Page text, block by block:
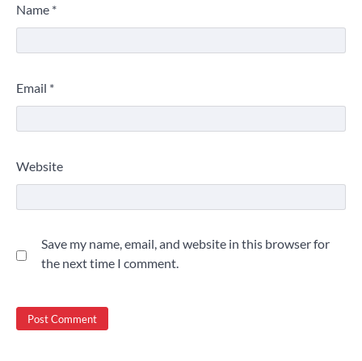
Name *
Email *
Website
Save my name, email, and website in this browser for
the next time I comment.